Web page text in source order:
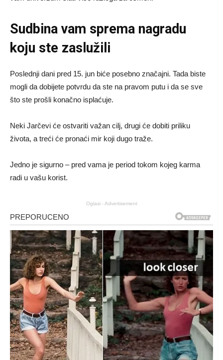
Sudbina vam sprema nagradu
koju ste zaslužili
Poslednji dani pred 15. jun biće posebno značajni. Tada biste
mogli da dobijete potvrdu da ste na pravom putu i da se sve
što ste prošli konačno isplaćuje.
Neki Jarčevi će ostvariti važan cilj, drugi će dobiti priliku
života, a treći će pronaći mir koji dugo traže.
Jedno je sigurno – pred vama je period tokom kojeg karma
radi u vašu korist.
Oglasi - Advertisement